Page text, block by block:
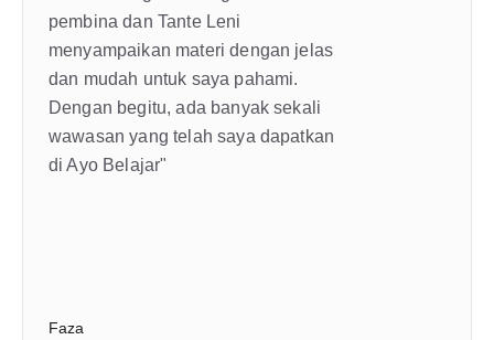
pembina dan Tante Leni
menyampaikan materi dengan jelas
dan mudah untuk saya pahami.
Dengan begitu, ada banyak sekali
wawasan yang telah saya dapatkan
di Ayo Belajar"
Faza